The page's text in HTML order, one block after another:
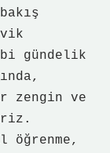
gündelik
zengin ve